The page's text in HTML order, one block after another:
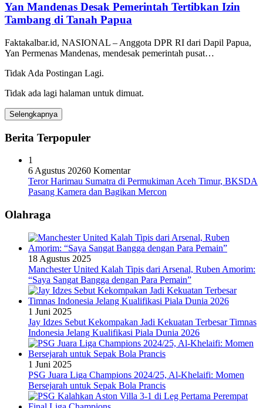
Yan Mandenas Desak Pemerintah Tertibkan Izin
Tambang di Tanah Papua
Faktakalbar.id, NASIONAL – Anggota DPR RI dari Dapil Papua,
Yan Permenas Mandenas, mendesak pemerintah pusat…
Tidak Ada Postingan Lagi.
Tidak ada lagi halaman untuk dimuat.
Selengkapnya
Berita Terpopuler
1
6 Agustus 20260 Komentar
Teror Harimau Sumatra di Permukiman Aceh Timur, BKSDA
Pasang Kamera dan Bagikan Mercon
Olahraga
18 Agustus 2025
Manchester United Kalah Tipis dari Arsenal, Ruben Amorim:
“Saya Sangat Bangga dengan Para Pemain”
1 Juni 2025
Jay Idzes Sebut Kekompakan Jadi Kekuatan Terbesar Timnas
Indonesia Jelang Kualifikasi Piala Dunia 2026
1 Juni 2025
PSG Juara Liga Champions 2024/25, Al-Khelaifi: Momen
Bersejarah untuk Sepak Bola Prancis